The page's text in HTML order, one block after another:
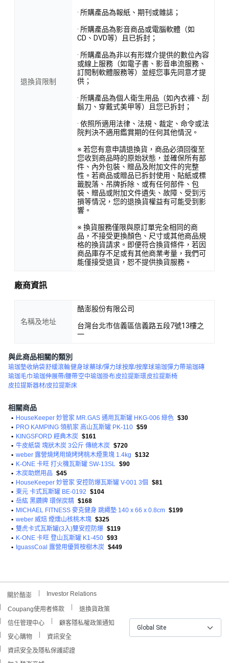
退換貨限制
· 所購產品為報紙、期刊或雜誌；
· 所購產品為影音商品或電腦軟體（如
CD、DVD等）且已拆封；
· 所購產品為非以有形媒介提供的數位內容
或線上服務（如電子書、影音串流服務、
訂閱制軟體服務等）並經您事先同意才提
供；
· 所購產品為個人衛生用品（如內衣褲、刮
鬍刀、穿戴式美甲等）且您已拆封；
· 依照所適用法律、法規、裁定、命令或法
院判決不適用鑑賞期的任何其他情況。
※ 若您有意申請退換貨，商品必須回復至
您收到商品時的原始狀態，並確保所有部
件、內外包裝、贈品及附加文件的完整
性。若商品或贈品已拆封使用、貼紙或標
籤脫落、吊牌拆除、或有任何部件、包
裝、贈品或附加文件遺失、故障、受到污
損等情況，您的退換貨權益有可能受到影
響。
※ 換貨服務僅限與原訂單完全相同的商
品，不接受更換顏色、尺寸或其他商品規
格的換貨請求。即便符合換貨條件，若因
商品庫存不足或有其他商業考量，我們可
能僅接受退貨，恕不提供換貨服務。
廠商資訊
名稱及地址
酷澎股份有限公司
台灣台北市信義區信義路五段7號13樓之
一
與此商品相關的類別
瑜珈墊收納袋舒緩滾輪健身球藥球/彈力球按摩/按摩球瑜珈彈力帶瑜珈磚
瑜珈毛巾瑜珈伸展帶/腰帶空中瑜珈掛布皮拉提斯環皮拉提斯椅
皮拉提斯器材/皮拉提斯床
相關商品
• HouseKeeper 妙管家 MR.GAS 通用瓦斯罐 HKG-006 綠色 $30
• PRO KAMPING 領航家 高山瓦斯罐 PK-110 $59
• KINGSFORD 經典木炭 $161
• 牛皮紙袋 塊狀木炭 3公斤 傳統木炭 $720
• weber 露營燒烤用燒烤烤桃木煙熏塊 1.4kg $132
• K-ONE 卡旺 打火機瓦斯罐 SW-13SL
$90
• 木炭助燃用品 $45
• HouseKeeper 妙管家 安控防爆瓦斯罐 V-001 3個 $81
• 東元 卡式瓦斯罐 BE-0192 $104
• 岳紘 黑鑽牌 環保炭精 $168
• MICHAEL FITNESS 麥克健身 跳繩墊 140 x 66 x 0.8cm $199
• weber 威焙 煙燻山核桃木塊 $325
• 雙虎卡式瓦斯罐(3入)雙安控防爆 $119
• K-ONE 卡旺 登山瓦斯罐 K1-450 $93
• IguassCoal 露營用優質桉樹木炭 $449
關於酷澎 Investor Relations
Coupang使用者條款
退換貨政策
信任管理中心
顧客隱私權政策通知
安心購物
資訊安全
資訊安全及隱私保護認證
Global Site